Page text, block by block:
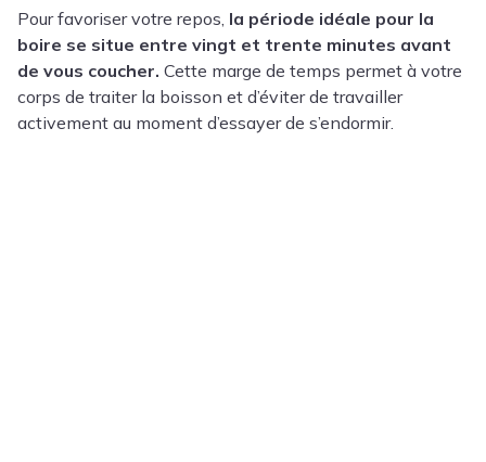
Pour favoriser votre repos, la période idéale pour la
boire se situe entre vingt et trente minutes avant
de vous coucher. Cette marge de temps permet à votre
corps de traiter la boisson et d’éviter de travailler
activement au moment d’essayer de s’endormir.